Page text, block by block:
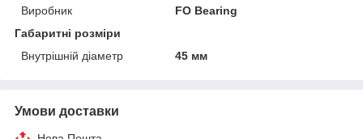
Виробник
FO Bearing
Габаритні розміри
Внутрішній діаметр
45 мм
Умови доставки